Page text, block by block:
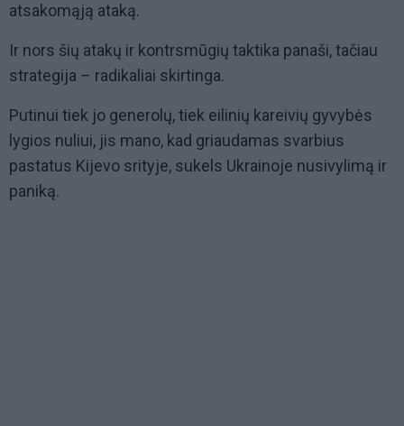
atsakomąją ataką.
Ir nors šių atakų ir kontrsmūgių taktika panaši, tačiau
strategija – radikaliai skirtinga.
Putinui tiek jo generolų, tiek eilinių kareivių gyvybės
lygios nuliui, jis mano, kad griaudamas svarbius
pastatus Kijevo srityje, sukels Ukrainoje nusivylimą ir
paniką.